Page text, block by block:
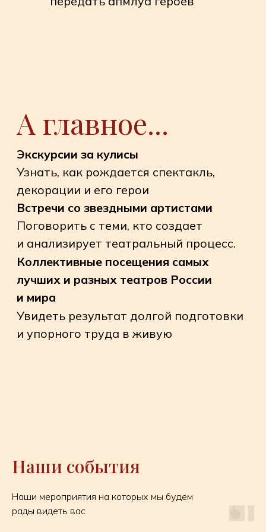
Наши события
Наши мероприятия на которых мы будем
рады видеть вас
Клуб "Этуаль"
Клуб "Этуаль"
Такие мероприятия — идеальный
способ закрепить теорию на практике.
Ваше любопытство и любовь к
искусству — лучший билет на любое из
наших мероприятий. Давайте вместе
смотреть, обсуждать и восхищаться
удивительным миром балета!
«Закулисный ASловарь» поможет вам
отлично ориентироваться в театре
впервые и откроет новые грани для
постоянных театральных зрителей
встречи в зале
и в диалоге!